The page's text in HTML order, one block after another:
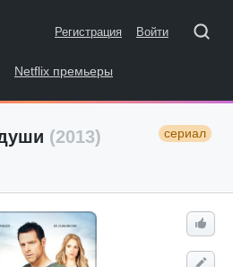
Регистрация Войти
Netflix премьеры
(2013) сериал